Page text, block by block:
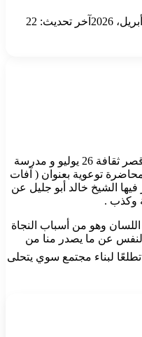
آخر تحديث: 22
نسقت مديرية أوقاف الإسكندرية مع قصر ثقافة 26 يوليو و مدرسة
توعوية بعنوان ( آفات
الشيخ خالد أبو جليل عن
وكذب .
وهو من أسباب النجاة
عن ما يصدر منا من
لبناء مجتمع سوي يتحلى